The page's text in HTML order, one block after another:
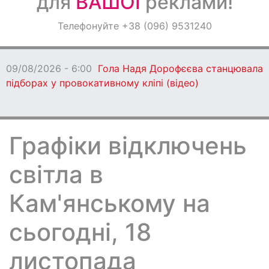
ОголошенняТелефонуйте +38 (096) 9531240
09/08/2026 - 6:00 Гола Надя Дорофєєва станцювала
підборах у провокативному кліпі (відео)
Графіки відключень
світла в
Кам'янському на
сьогодні, 18
листопада